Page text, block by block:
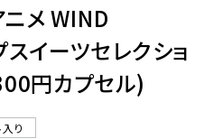
7659
ニメ WIND
イーツセレクショ
円カプセル)
り